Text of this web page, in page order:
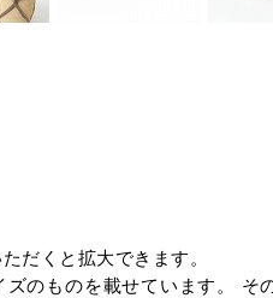
だくと拡大できます。
のものを載せています。 そ